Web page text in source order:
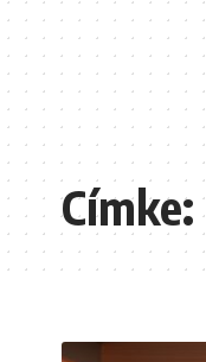
Címke: